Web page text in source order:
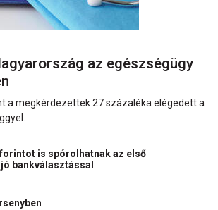
az egészségügy
a megkérdezettek 27 százaléka elégedett a
is spórolhatnak az első
bankválasztással